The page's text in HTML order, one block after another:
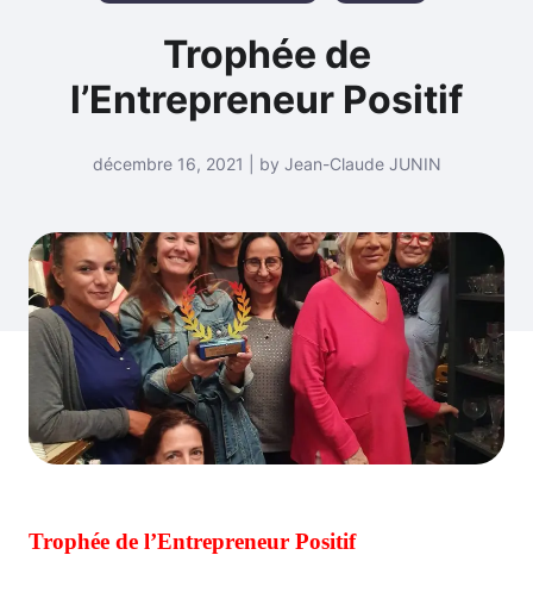
Trophée de
l’Entrepreneur Positif
décembre 16, 2021 | by Jean-Claude JUNIN
Trophée de l’Entrepreneur Positif